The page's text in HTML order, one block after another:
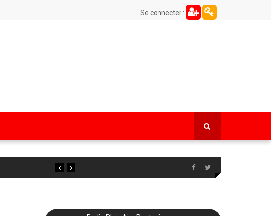
Se connecter :
›
‹